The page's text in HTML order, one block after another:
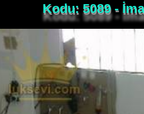
Kodu: 5089 -